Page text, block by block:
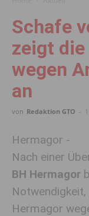
Schafe
zeigt
wegen
an
von Redaktion GTO -
Hermagor -
Nach einer
BH Hermagor
Hermagor